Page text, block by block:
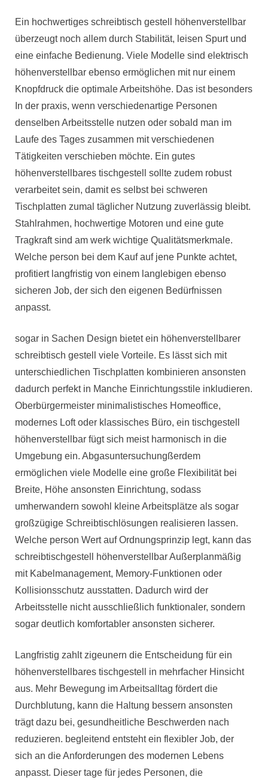
Ein hochwertiges schreibtisch gestell höhenverstellbar
überzeugt noch allem durch Stabilität, leisen Spurt und
eine einfache Bedienung. Viele Modelle sind elektrisch
höhenverstellbar ebenso ermöglichen mit nur einem
Knopfdruck die optimale Arbeitshöhe. Das ist besonders
In der praxis, wenn verschiedenartige Personen
denselben Arbeitsstelle nutzen oder sobald man im
Laufe des Tages zusammen mit verschiedenen
Tätigkeiten verschieben möchte. Ein gutes
höhenverstellbares tischgestell sollte zudem robust
verarbeitet sein, damit es selbst bei schweren
Tischplatten zumal täglicher Nutzung zuverlässig bleibt.
Stahlrahmen, hochwertige Motoren und eine gute
Tragkraft sind am werk wichtige Qualitätsmerkmale.
Welche person bei dem Kauf auf jene Punkte achtet,
profitiert langfristig von einem langlebigen ebenso
sicheren Job, der sich den eigenen Bedürfnissen
anpasst.
sogar in Sachen Design bietet ein höhenverstellbarer
schreibtisch gestell viele Vorteile. Es lässt sich mit
unterschiedlichen Tischplatten kombinieren ansonsten
dadurch perfekt in Manche Einrichtungsstile inkludieren.
Oberbürgermeister minimalistisches Homeoffice,
modernes Loft oder klassisches Büro, ein tischgestell
höhenverstellbar fügt sich meist harmonisch in die
Umgebung ein. Abgasuntersuchungßerdem
ermöglichen viele Modelle eine große Flexibilität bei
Breite, Höhe ansonsten Einrichtung, sodass
umherwandern sowohl kleine Arbeitsplätze als sogar
großzügige Schreibtischlösungen realisieren lassen.
Welche person Wert auf Ordnungsprinzip legt, kann das
schreibtischgestell höhenverstellbar Außerplanmäßig
mit Kabelmanagement, Memory-Funktionen oder
Kollisionsschutz ausstatten. Dadurch wird der
Arbeitsstelle nicht ausschließlich funktionaler, sondern
sogar deutlich komfortabler ansonsten sicherer.
Langfristig zahlt zigeunern die Entscheidung für ein
höhenverstellbares tischgestell in mehrfacher Hinsicht
aus. Mehr Bewegung im Arbeitsalltag fördert die
Durchblutung, kann die Haltung bessern ansonsten
trägt dazu bei, gesundheitliche Beschwerden nach
reduzieren. begleitend entsteht ein flexibler Job, der
sich an die Anforderungen des modernen Lebens
anpasst. Dieser tage für jedes Personen, die